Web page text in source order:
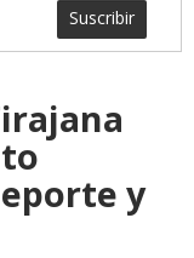
Suscribir
y